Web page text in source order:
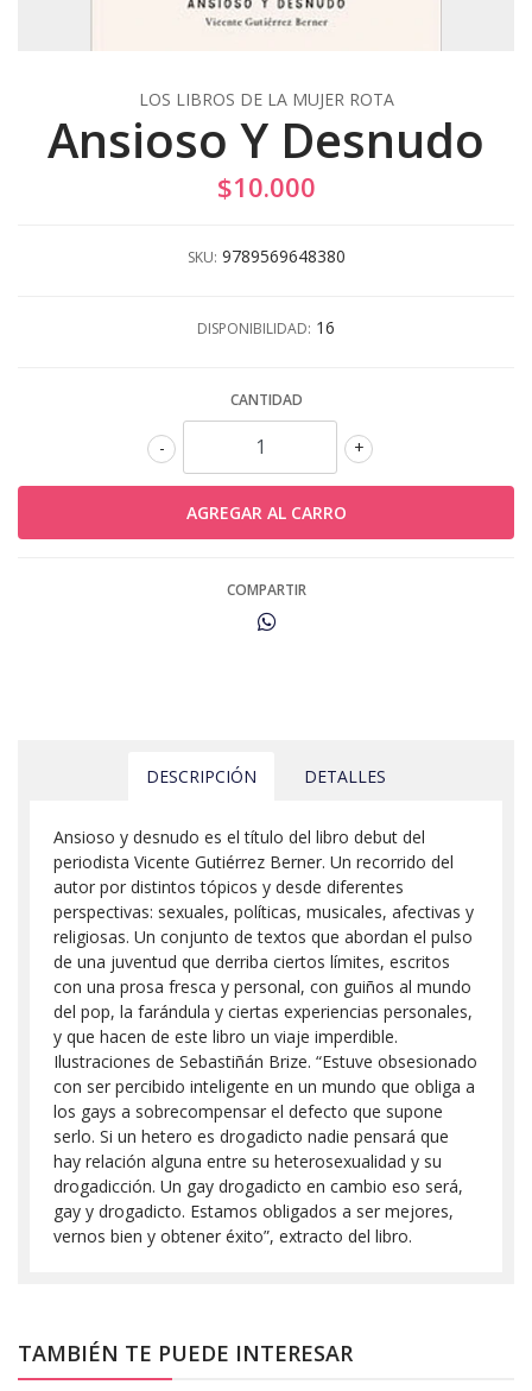
LOS LIBROS DE LA MUJER ROTA
Ansioso Y Desnudo
$10.000
SKU: 9789569648380
DISPONIBILIDAD: 16
CANTIDAD
+
-
COMPARTIR
DESCRIPCIÓN DETALLES
Ansioso y desnudo es el título del libro debut del
periodista Vicente Gutiérrez Berner. Un recorrido del
autor por distintos tópicos y desde diferentes
perspectivas: sexuales, políticas, musicales, afectivas y
religiosas. Un conjunto de textos que abordan el pulso
de una juventud que derriba ciertos límites, escritos
con una prosa fresca y personal, con guiños al mundo
del pop, la farándula y ciertas experiencias personales,
y que hacen de este libro un viaje imperdible.
Ilustraciones de Sebastiñán Brize. “Estuve obsesionado
con ser percibido inteligente en un mundo que obliga a
los gays a sobrecompensar el defecto que supone
serlo. Si un hetero es drogadicto nadie pensará que
hay relación alguna entre su heterosexualidad y su
drogadicción. Un gay drogadicto en cambio eso será,
gay y drogadicto. Estamos obligados a ser mejores,
vernos bien y obtener éxito”, extracto del libro.
TAMBIÉN TE PUEDE INTERESAR